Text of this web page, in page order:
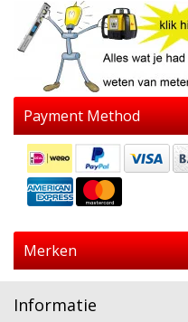
Payment Method
Merken
Informatie